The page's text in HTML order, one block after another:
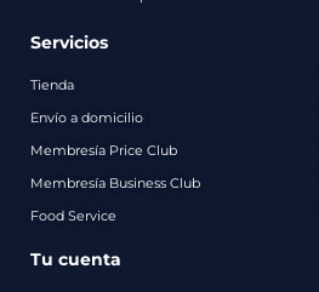
Servicios
Tienda
Envío a domicilio
Membresía Price Club
Membresía Business Club
Food Service
Tu cuenta